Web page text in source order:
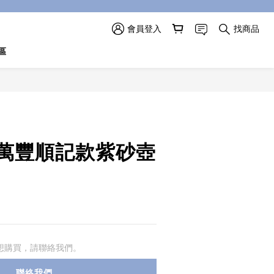
會員登入 找商品
豐順記款紫砂壺
購買，請聯絡我們。